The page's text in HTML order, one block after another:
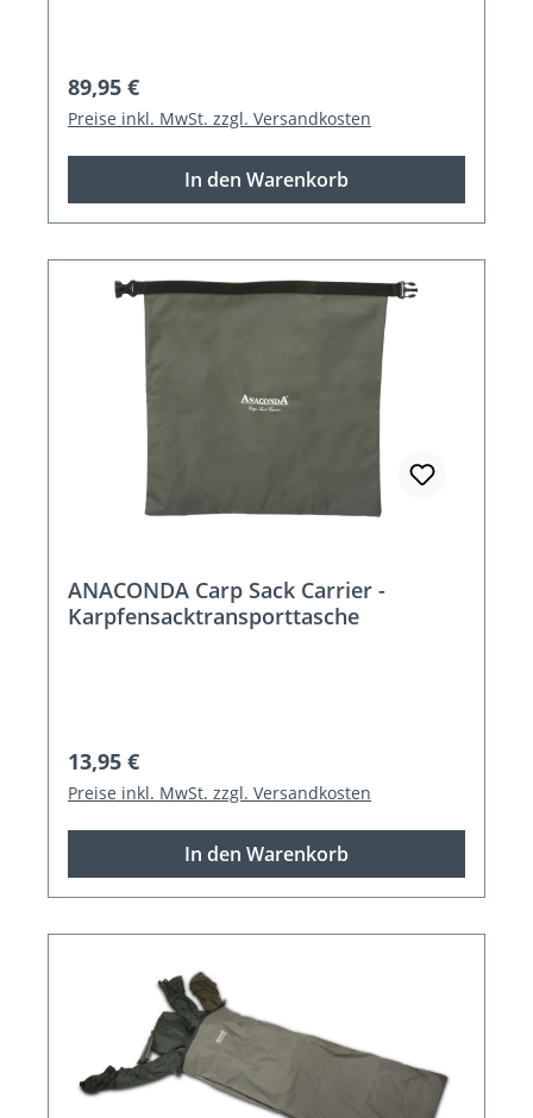
Regulärer Preis:
89,95 €
Preise inkl. MwSt. zzgl. Versandkosten
In den Warenkorb
ANACONDA Carp Sack Carrier -
Karpfensacktransporttasche
Regulärer Preis:
13,95 €
Preise inkl. MwSt. zzgl. Versandkosten
In den Warenkorb